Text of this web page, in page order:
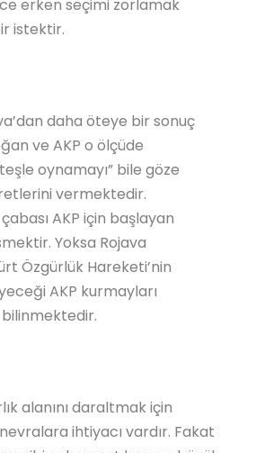
erken seçimi zorlamak
istektir.
daha öteye bir sonuç
ve AKP o ölçüde
oynamayı” bile göze
vermektedir.
AKP için başlayan
Yoksa Rojava
Özgürlük Hareketi’nin
AKP kurmayları
alanını daraltmak için
ihtiyacı vardır. Fakat